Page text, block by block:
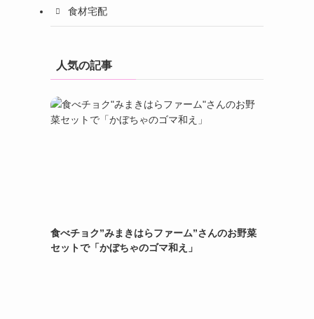
食材宅配
人気の記事
食べチョク”みまきはらファーム”さんのお野菜
セットで「かぼちゃのゴマ和え」